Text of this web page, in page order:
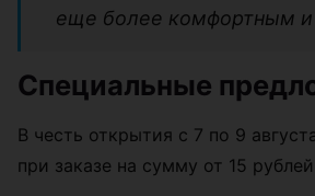
еще более комфортным и
Специальные
В честь открытия с 7 по 9
при заказе на сумму от 15